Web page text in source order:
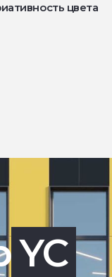
цвета
YC